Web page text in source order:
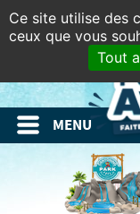
Billeterie en ligne
MENU
Panneau de
Ce site utilise des
ceux que vous
Tout